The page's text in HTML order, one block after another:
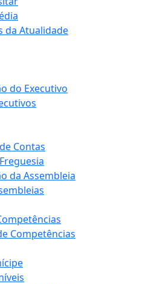
da Atualidade
do Executivo
Contas
da Assembleia
Competências